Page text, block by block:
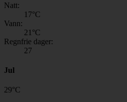
Natt:
17°C
Vann:
21 °C
Regnfrie dager:
27
Jul
29°C